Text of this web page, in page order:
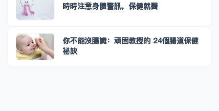
時時注意身體警訊，保健就醫
你不能沒腸識：頑固教授的 24個腸道保健
祕訣